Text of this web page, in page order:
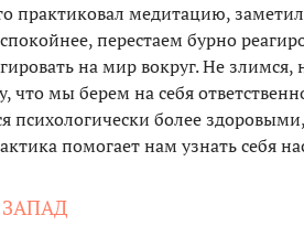
практиковал медитацию,
перестаем бурно
на мир вокруг. Не
что мы берем на себя
психологически более
помогает нам узнать себя